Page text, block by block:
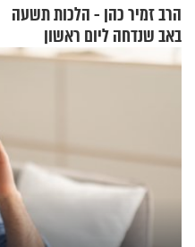
הרב זמיר כהן - הלכות תשעה
באב שנדחה ליום ראשון